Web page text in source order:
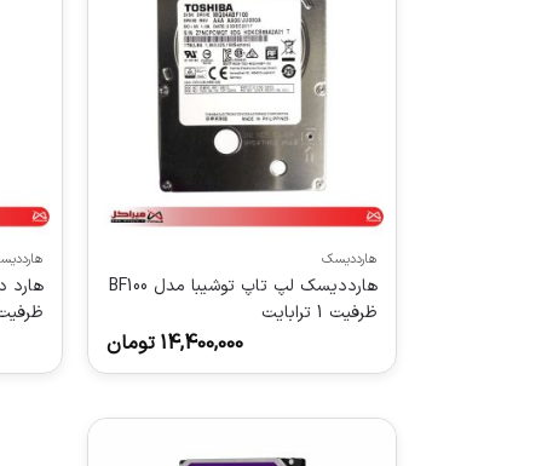
هارددیسک
هارددیسک لپ تاپ توشیبا مدل BF100
ظرفیت 1 ترابایت
14,400,000 تومان
ظرفیت 8